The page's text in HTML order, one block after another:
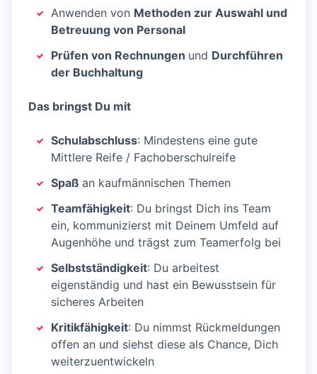
Anwenden von Methoden zur Auswahl und
Betreuung von Personal
Prüfen von Rechnungen und Durchführen
der Buchhaltung
Das bringst Du mit
Schulabschluss: Mindestens eine gute
Mittlere Reife / Fachoberschulreife
Spaß an kaufmännischen Themen
Teamfähigkeit: Du bringst Dich ins Team
ein, kommunizierst mit Deinem Umfeld auf
Augenhöhe und trägst zum Teamerfolg bei
Selbstständigkeit: Du arbeitest
eigenständig und hast ein Bewusstsein für
sicheres Arbeiten
Kritikfähigkeit: Du nimmst Rückmeldungen
offen an und siehst diese als Chance, Dich
weiterzuentwickeln